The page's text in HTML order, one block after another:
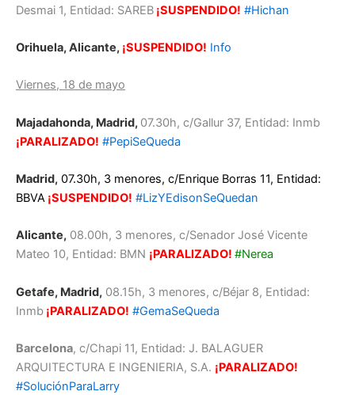
Desmai 1, Entidad: SAREB ¡SUSPENDIDO! #Hichan
Orihuela, Alicante, ¡SUSPENDIDO! Info
Viernes, 18 de mayo
Majadahonda, Madrid, 07.30h, c/Gallur 37, Entidad: Inmb
¡PARALIZADO! #PepiSeQueda
Madrid, 07.30h, 3 menores, c/Enrique Borras 11, Entidad:
BBVA ¡SUSPENDIDO! #LizYEdisonSeQuedan
Alicante, 08.00h, 3 menores, c/Senador José Vicente
Mateo 10, Entidad: BMN ¡PARALIZADO! #Nerea
Getafe, Madrid, 08.15h, 3 menores, c/Béjar 8, Entidad:
Inmb ¡PARALIZADO! #GemaSeQueda
Barcelona, c/Chapi 11, Entidad: J. BALAGUER
ARQUITECTURA E INGENIERIA, S.A. ¡PARALIZADO!
#SoluciónParaLarry